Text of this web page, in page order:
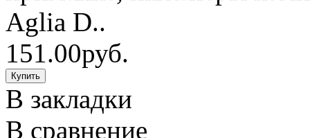
Aglia D..
151.00руб.
В закладки
В сравнение